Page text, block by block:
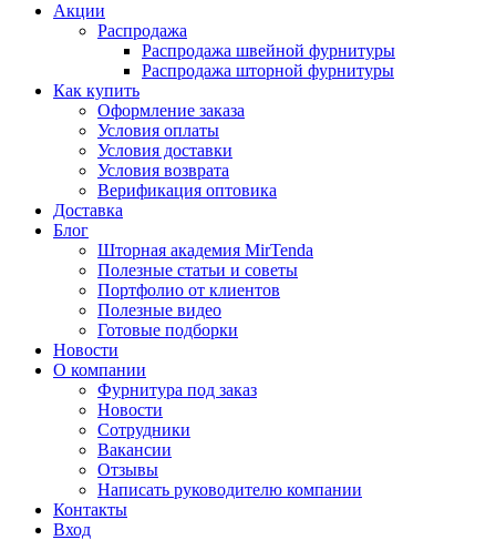
Акции
Распродажа
Распродажа швейной фурнитуры
Распродажа шторной фурнитуры
Как купить
Оформление заказа
Условия оплаты
Условия доставки
Условия возврата
Верификация оптовика
Доставка
Блог
Шторная академия MirTenda
Полезные статьи и советы
Портфолио от клиентов
Полезные видео
Готовые подборки
Новости
О компании
Фурнитура под заказ
Новости
Сотрудники
Вакансии
Отзывы
Написать руководителю компании
Контакты
Вход